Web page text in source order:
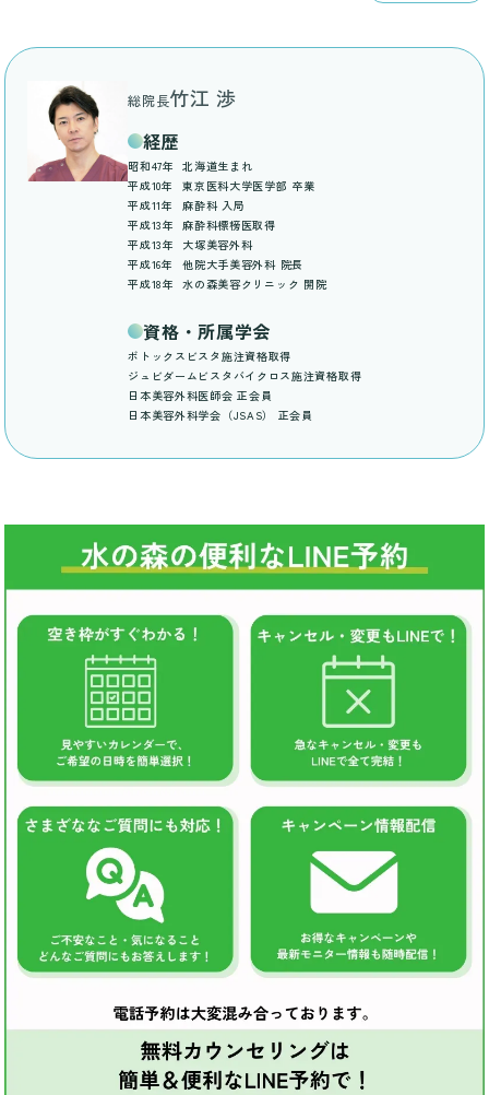
総院長竹江 渉
経歴
昭和47年
北海道生まれ
平成10年
東京医科大学医学部 卒業
平成11年
麻酔科 入局
平成13年
麻酔科標榜医取得
平成13年
大塚美容外科
平成16年
他院大手美容外科 院長
平成18年
水の森美容クリニック 開院
資格・所属学会
ボトックスビスタ施注資格取得
ジュビダームビスタバイクロス施注資格取得
日本美容外科医師会 正会員
日本美容外科学会（JSAS） 正会員